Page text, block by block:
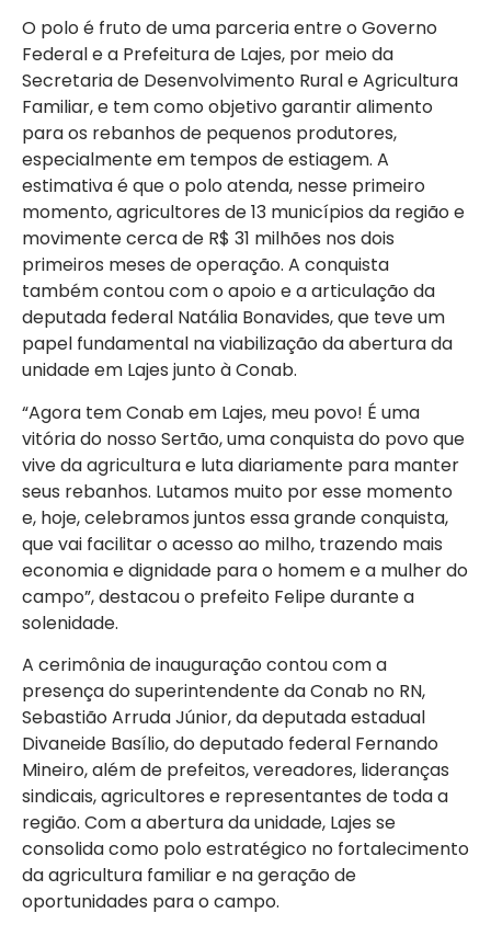
O polo é fruto de uma parceria entre o Governo
Federal e a Prefeitura de Lajes, por meio da
Secretaria de Desenvolvimento Rural e Agricultura
Familiar, e tem como objetivo garantir alimento
para os rebanhos de pequenos produtores,
especialmente em tempos de estiagem. A
estimativa é que o polo atenda, nesse primeiro
momento, agricultores de 13 municípios da região e
movimente cerca de R$ 31 milhões nos dois
primeiros meses de operação. A conquista
também contou com o apoio e a articulação da
deputada federal Natália Bonavides, que teve um
papel fundamental na viabilização da abertura da
unidade em Lajes junto à Conab.
“Agora tem Conab em Lajes, meu povo! É uma
vitória do nosso Sertão, uma conquista do povo que
vive da agricultura e luta diariamente para manter
seus rebanhos. Lutamos muito por esse momento
e, hoje, celebramos juntos essa grande conquista,
que vai facilitar o acesso ao milho, trazendo mais
economia e dignidade para o homem e a mulher do
campo”, destacou o prefeito Felipe durante a
solenidade.
A cerimônia de inauguração contou com a
presença do superintendente da Conab no RN,
Sebastião Arruda Júnior, da deputada estadual
Divaneide Basílio, do deputado federal Fernando
Mineiro, além de prefeitos, vereadores, lideranças
sindicais, agricultores e representantes de toda a
região. Com a abertura da unidade, Lajes se
consolida como polo estratégico no fortalecimento
da agricultura familiar e na geração de
oportunidades para o campo.